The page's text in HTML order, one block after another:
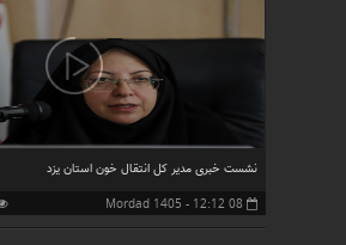
نشست خبری مدیر کل انتقال خون استان یزد
08 Mordad 1405 - 12:12